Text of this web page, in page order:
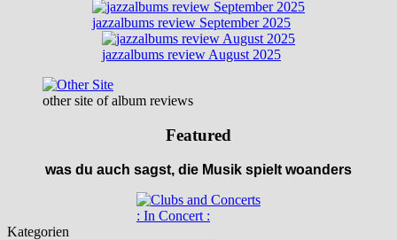
jazzalbums review September 2025
jazzalbums review August 2025
other site of album reviews
Featured
was du auch sagst, die Musik spielt woanders
: In Concert :
Kategorien